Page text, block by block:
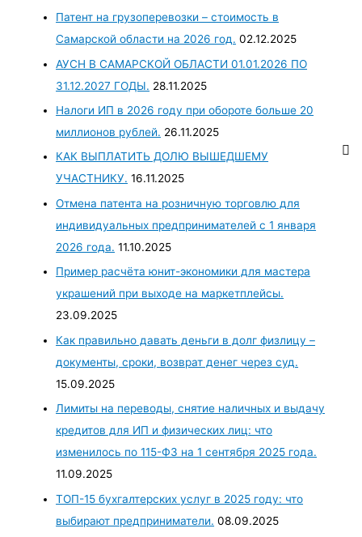
Патент на грузоперевозки – стоимость в
Самарской области на 2026 год. 02.12.2025
АУСН В САМАРСКОЙ ОБЛАСТИ 01.01.2026 ПО
31.12.2027 ГОДЫ. 28.11.2025
Налоги ИП в 2026 году при обороте больше 20
миллионов рублей. 26.11.2025
КАК ВЫПЛАТИТЬ ДОЛЮ ВЫШЕДШЕМУ
УЧАСТНИКУ. 16.11.2025
Отмена патента на розничную торговлю для
индивидуальных предпринимателей с 1 января
2026 года. 11.10.2025
Пример расчёта юнит-экономики для мастера
украшений при выходе на маркетплейсы.
23.09.2025
Как правильно давать деньги в долг физлицу –
документы, сроки, возврат денег через суд.
15.09.2025
Лимиты на переводы, снятие наличных и выдачу
кредитов для ИП и физических лиц: что
изменилось по 115-ФЗ на 1 сентября 2025 года.
11.09.2025
ТОП-15 бухгалтерских услуг в 2025 году: что
выбирают предприниматели. 08.09.2025